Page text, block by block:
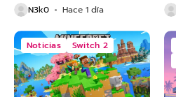
N3k0 Hace 1 día
Noticias Switch 2